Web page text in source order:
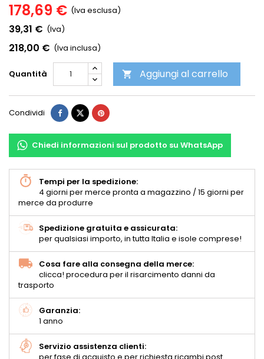
178,69 € (Iva esclusa)
39,31 € (Iva)
218,00 € (Iva inclusa)
Quantità  Aggiungi al carrello
Condividi
Chiedi informazioni sul prodotto su WhatsApp
Tempi per la spedizione:
4 giorni per merce pronta a magazzino / 15 giorni per
merce da produrre
Spedizione gratuita e assicurata:
per qualsiasi importo, in tutta Italia e isole comprese!
Cosa fare alla consegna della merce:
clicca! procedura per il risarcimento danni da
trasporto
Garanzia:
1 anno
Servizio assistenza clienti: